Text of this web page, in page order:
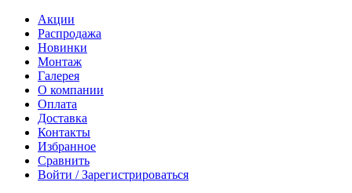
Акции
Распродажа
Новинки
Монтаж
Галерея
О компании
Оплата
Доставка
Контакты
Избранное
Сравнить
Войти / Зарегистрироваться